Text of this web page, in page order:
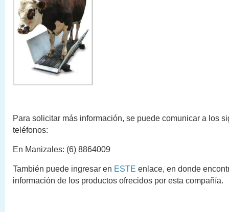
Para solicitar más información, se puede comunicar a los
teléfonos:
En Manizales: (6) 8864009
También puede ingresar en ESTE enlace, en donde
información de los productos ofrecidos por esta compañía.